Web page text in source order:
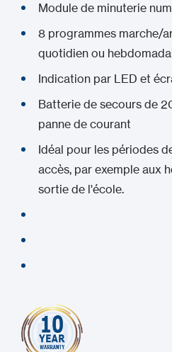
Module de minuterie
8 programmes marche/
quotidien ou
Indication par LED et
Batterie de secours de
panne de courant
Idéal pour les périodes
accès, par exemple aux
sortie de l'école.